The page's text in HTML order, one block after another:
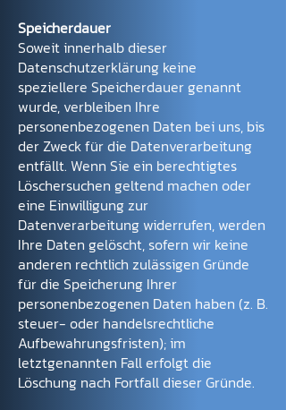
Speicherdauer
Soweit innerhalb dieser
Datenschutzerklärung keine
speziellere Speicherdauer genannt
wurde, verbleiben Ihre
personenbezogenen Daten bei uns, bis
der Zweck für die Datenverarbeitung
entfällt. Wenn Sie ein berechtigtes
Löschersuchen geltend machen oder
eine Einwilligung zur
Datenverarbeitung widerrufen, werden
Ihre Daten gelöscht, sofern wir keine
anderen rechtlich zulässigen Gründe
für die Speicherung Ihrer
personenbezogenen Daten haben (z. B.
steuer- oder handelsrechtliche
Aufbewahrungsfristen); im
letztgenannten Fall erfolgt die
Löschung nach Fortfall dieser Gründe.